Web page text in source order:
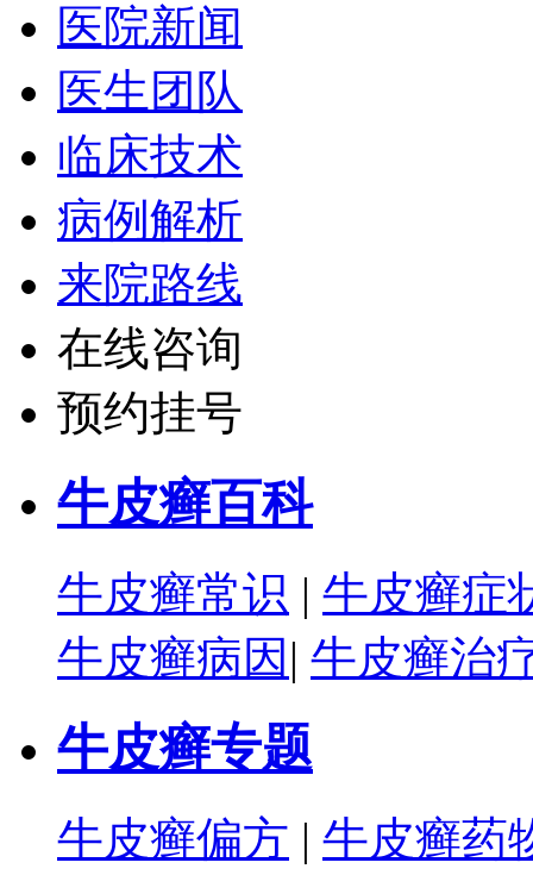
医院新闻
医生团队
临床技术
病例解析
来院路线
在线咨询
预约挂号
牛皮癣百科
牛皮癣常识 | 牛皮癣症
牛皮癣病因 | 牛皮癣治
牛皮癣专题
牛皮癣偏方 | 牛皮癣药